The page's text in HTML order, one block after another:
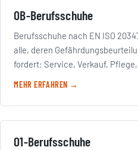
OB-Berufsschuhe
Berufsschuhe nach EN ISO
alle, deren
fordert: Service, Verkauf,
MEHR ERFAHREN →
O1-Berufsschuhe